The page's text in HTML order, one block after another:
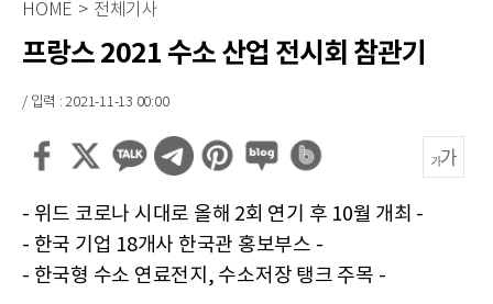
HOME > 전체기사
프랑스 2021 수소 산업 전시회 참관기
/ 입력 : 2021-11-13 00:00
- 위드 코로나 시대로 올해 2회 연기 후 10월 개최 -
- 한국 기업 18개사 한국관 홍보부스 -
- 한국형 수소 연료전지, 수소저장 탱크 주목 -